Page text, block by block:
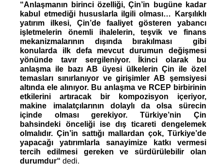
“Anlaşmanın birinci özelliği, Çin’in bugüne kadar
kabul etmediği hususlarla ilgili olması… Karşılıklı
yatırım ilkesi, Çin’de faaliyet gösteren yabancı
işletmelerin önemli ihalelerin, teşvik ve finans
mekanizmalarının dışında bırakılması  gibi
konularda ilk defa mevcut durumun değişmesi
yönünde tavır sergileniyor. İkinci olarak bu
anlaşma ile bazı AB üyesi ülkelerin Çin ile özel
temasları sınırlanıyor ve girişimler AB şemsiyesi
altında ele alınıyor. Bu anlaşma ve RCEP birbirinin
etkilerini artıracak bir kompozisyon içeriyor,
makine imalatçılarının dolaylı da olsa sürecin
içinde olması gerekiyor. Türkiye’nin Çin
bahsindeki önceliği ise dış ticareti dengelemek
olmalıdır. Çin’in sattığı mallardan çok, Türkiye’de
yapacağı yatırımlarla sanayimize katkı vermesi
tercih edilmesi gereken ve sürdürülebilir olan
durumdur“ dedi.